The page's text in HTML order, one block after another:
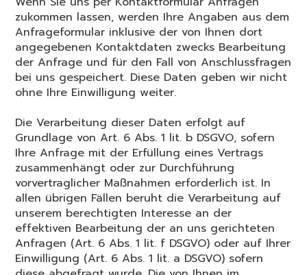
zukommen lassen, werden Ihre Angaben aus dem
Anfrageformular inklusive der von Ihnen dort
angegebenen Kontaktdaten zwecks Bearbeitung
der Anfrage und für den Fall von Anschlussfragen
bei uns gespeichert. Diese Daten geben wir nicht
ohne Ihre Einwilligung weiter.
Die Verarbeitung dieser Daten erfolgt auf
Grundlage von Art. 6 Abs. 1 lit. b DSGVO, sofern
Ihre Anfrage mit der Erfüllung eines Vertrags
zusammenhängt oder zur Durchführung
vorvertraglicher Maßnahmen erforderlich ist. In
allen übrigen Fällen beruht die Verarbeitung auf
unserem berechtigten Interesse an der
effektiven Bearbeitung der an uns gerichteten
Anfragen (Art. 6 Abs. 1 lit. f DSGVO) oder auf Ihrer
Einwilligung (Art. 6 Abs. 1 lit. a DSGVO) sofern